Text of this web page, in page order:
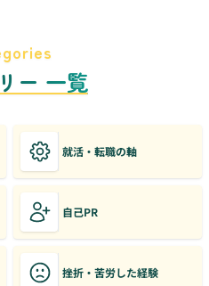
ー 一覧
就活・転職の軸
自己PR
挫折・苦労した経験